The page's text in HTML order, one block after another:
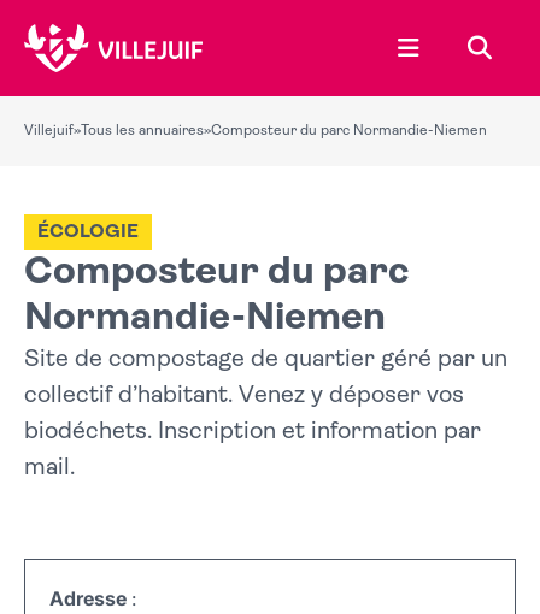
Ouvrir le
Villejuif» Tous les annuaires»Composteur du parc Normandie-Niemen
Composteur du parc
Normandie-Niemen
ÉCOLOGIE
Site de compostage de quartier géré par un
collectif d’habitant. Venez y déposer vos
biodéchets. Inscription et information par
mail.
Adresse :